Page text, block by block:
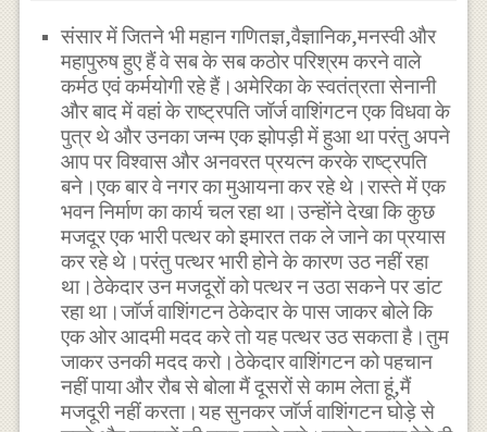
संसार में जितने भी महान गणितज्ञ,वैज्ञानिक,मनस्वी और
महापुरुष हुए हैं वे सब के सब कठोर परिश्रम करने वाले
कर्मठ एवं कर्मयोगी रहे हैं।अमेरिका के स्वतंत्रता सेनानी
और बाद में वहां के राष्ट्रपति जॉर्ज वाशिंगटन एक विधवा के
पुत्र थे और उनका जन्म एक झोपड़ी में हुआ था परंतु अपने
आप पर विश्वास और अनवरत प्रयत्न करके राष्ट्रपति
बने।एक बार वे नगर का मुआयना कर रहे थे।रास्ते में एक
भवन निर्माण का कार्य चल रहा था।उन्होंने देखा कि कुछ
मजदूर एक भारी पत्थर को इमारत तक ले जाने का प्रयास
कर रहे थे।परंतु पत्थर भारी होने के कारण उठ नहीं रहा
था।ठेकेदार उन मजदूरों को पत्थर न उठा सकने पर डांट
रहा था।जाॅर्ज वाशिंगटन ठेकेदार के पास जाकर बोले कि
एक ओर आदमी मदद करे तो यह पत्थर उठ सकता है।तुम
जाकर उनकी मदद करो।ठेकेदार वाशिंगटन को पहचान
नहीं पाया और रौब से बोला मैं दूसरों से काम लेता हूं,मैं
मजदूरी नहीं करता।यह सुनकर जाॅर्ज वाशिंगटन घोड़े से